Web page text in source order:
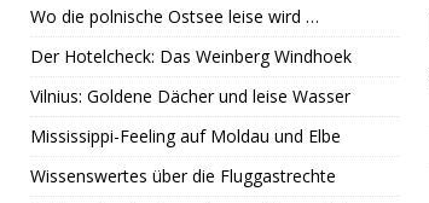
Wo die polnische Ostsee leise wird …
Der Hotelcheck: Das Weinberg Windhoek
Vilnius: Goldene Dächer und leise Wasser
Mississippi-Feeling auf Moldau und Elbe
Wissenswertes über die Fluggastrechte